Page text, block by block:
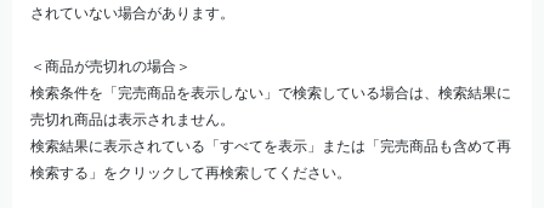
されていない場合があります。
＜商品が売切れの場合＞
検索条件を「完売商品を表示しない」で検索している場合は、検索結果に
売切れ商品は表示されません。
検索結果に表示されている「すべてを表示」または「完売商品も含めて再
検索する」をクリックして再検索してください。